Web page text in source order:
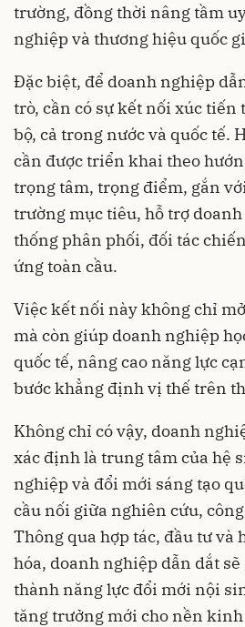
trường, đồng thời nâng tầm
nghiệp và thương hiệu quốc
Đặc biệt, để doanh nghiệp
trò, cần có sự kết nối xúc tiến
bộ, cả trong nước và quốc tế.
cần được triển khai theo
trọng tâm, trọng điểm, gắn
trường mục tiêu, hỗ trợ
thống phân phối, đối tác
ứng toàn cầu.
Việc kết nối này không chỉ
mà còn giúp doanh nghiệp
quốc tế, nâng cao năng lực
bước khẳng định vị thế trên
Không chỉ có vậy, doanh
xác định là trung tâm của hệ
nghiệp và đổi mới sáng tạo
cầu nối giữa nghiên cứu,
Thông qua hợp tác, đầu tư và
hóa, doanh nghiệp dẫn dắt
thành năng lực đổi mới nội
tăng trưởng mới cho nền kinh